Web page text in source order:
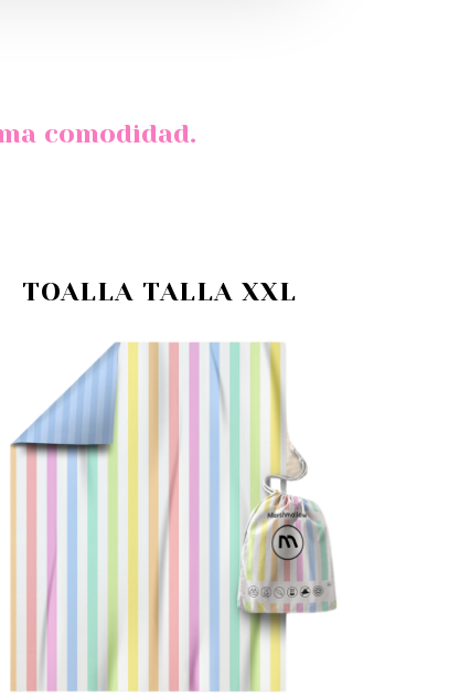
comodidad.
TOALLA TALLA XXL